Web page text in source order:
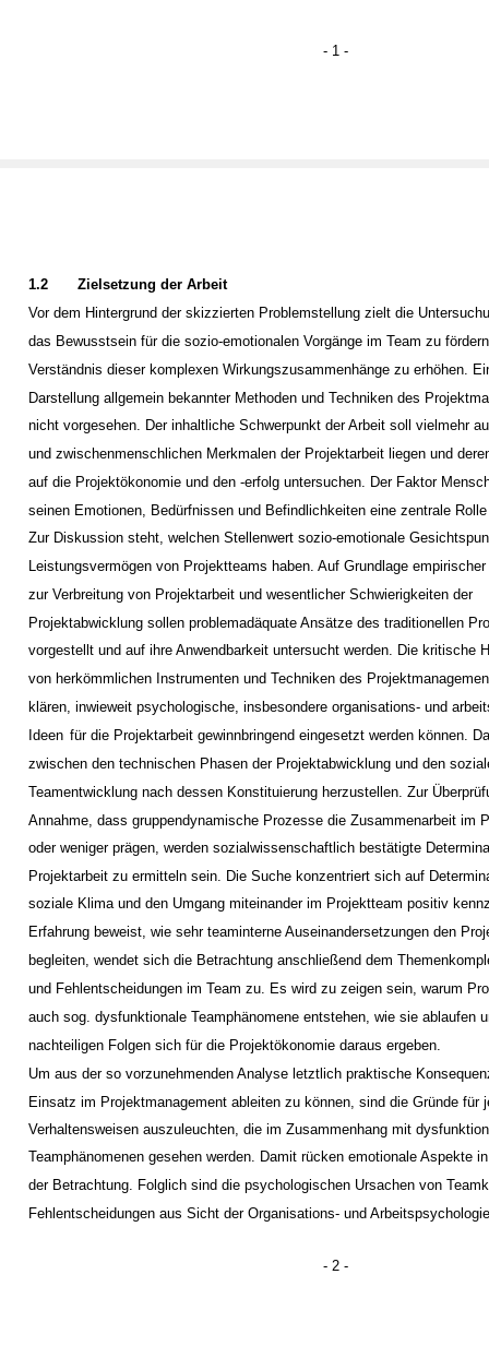
- 1 -
1.2
Zielsetzung der Arbeit
Vor dem Hintergrund der skizzierten Problemstellung zielt die
das Bewusstsein für die sozio-emotionalen Vorgänge im Team zu
Verständnis dieser komplexen Wirkungszusammenhänge zu erhöhen.
Darstellung allgemein bekannter Methoden und Techniken des
nicht vorgesehen. Der inhaltliche Schwerpunkt der Arbeit soll vielmehr
und zwischenmenschlichen Merkmalen der Projektarbeit liegen und
auf die Projektökonomie und den -erfolg untersuchen. Der Faktor
seinen Emotionen, Bedürfnissen und Befindlichkeiten eine zentrale
Zur Diskussion steht, welchen Stellenwert sozio-emotionale
Leistungsvermögen von Projektteams haben. Auf Grundlage
zur Verbreitung von Projektarbeit und wesentlicher Schwierigkeiten der
Projektabwicklung sollen problemadäquate Ansätze des traditionellen
vorgestellt und auf ihre Anwendbarkeit untersucht werden. Die kritische
von herkömmlichen Instrumenten und Techniken des
klären, inwieweit psychologische, insbesondere organisations- und
Ideen für die Projektarbeit gewinnbringend eingesetzt werden können.
zwischen den technischen Phasen der Projektabwicklung und den
Teamentwicklung nach dessen Konstituierung herzustellen. Zur
Annahme, dass gruppendynamische Prozesse die Zusammenarbeit im
oder weniger prägen, werden sozialwissenschaftlich bestätigte
Projektarbeit zu ermitteln sein. Die Suche konzentriert sich auf
soziale Klima und den Umgang miteinander im Projektteam positiv
Erfahrung beweist, wie sehr teaminterne Auseinandersetzungen den
begleiten, wendet sich die Betrachtung anschließend dem
und Fehlentscheidungen im Team zu. Es wird zu zeigen sein, warum
auch sog. dysfunktionale Teamphänomene entstehen, wie sie ablaufen
nachteiligen Folgen sich für die Projektökonomie daraus ergeben.
Um aus der so vorzunehmenden Analyse letztlich praktische
Einsatz im Projektmanagement ableiten zu können, sind die Gründe für
Verhaltensweisen auszuleuchten, die im Zusammenhang mit
Teamphänomenen gesehen werden. Damit rücken emotionale Aspekte
der Betrachtung. Folglich sind die psychologischen Ursachen von
Fehlentscheidungen aus Sicht der Organisations- und
- 2 -